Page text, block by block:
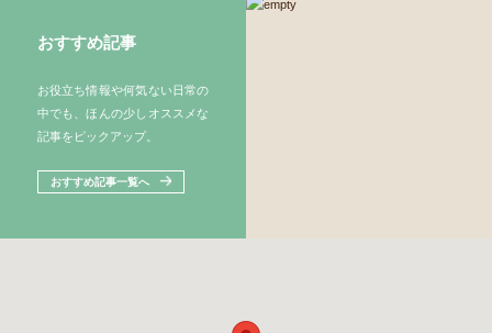
おすすめ記事
お役立ち情報や何気ない日常の
中でも、ほんの少しオススメな
記事をピックアップ。
おすすめ記事一覧へ